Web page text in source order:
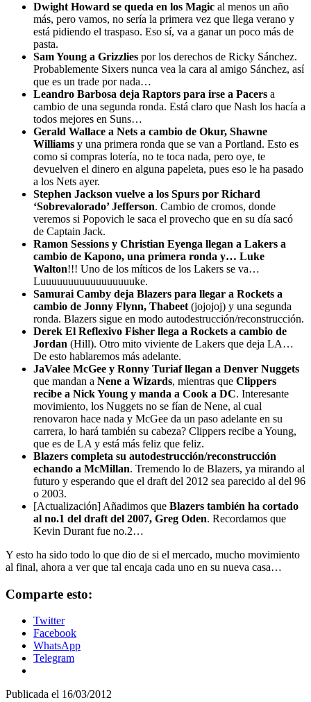
Dwight Howard se queda en los Magic al menos un año
más, pero vamos, no sería la primera vez que llega verano y
está pidiendo el traspaso. Eso sí, va a ganar un poco más de
pasta.
Sam Young a Grizzlies por los derechos de Ricky Sánchez.
Probablemente Sixers nunca vea la cara al amigo Sánchez, así
que es un trade por nada…
Leandro Barbosa deja Raptors para irse a Pacers a
cambio de una segunda ronda. Está claro que Nash los hacía a
todos mejores en Suns…
Gerald Wallace a Nets a cambio de Okur, Shawne
Williams y una primera ronda que se van a Portland. Esto es
como si compras lotería, no te toca nada, pero oye, te
devuelven el dinero en alguna papeleta, pues eso le ha pasado
a los Nets ayer.
Stephen Jackson vuelve a los Spurs por Richard
‘Sobrevalorado’ Jefferson. Cambio de cromos, donde
veremos si Popovich le saca el provecho que en su día sacó
de Captain Jack.
Ramon Sessions y Christian Eyenga llegan a Lakers a
cambio de Kapono, una primera ronda y… Luke
Walton!!! Uno de los míticos de los Lakers se va…
Luuuuuuuuuuuuuuuuuke.
Samurai Camby deja Blazers para llegar a Rockets a
cambio de Jonny Flynn, Thabeet (jojojoj) y una segunda
ronda. Blazers sigue en modo autodestrucción/reconstrucción.
Derek El Reflexivo Fisher llega a Rockets a cambio de
Jordan (Hill). Otro mito viviente de Lakers que deja LA…
De esto hablaremos más adelante.
JaValee McGee y Ronny Turiaf llegan a Denver Nuggets
que mandan a Nene a Wizards, mientras que Clippers
recibe a Nick Young y manda a Cook a DC. Interesante
movimiento, los Nuggets no se fían de Nene, al cual
renovaron hace nada y McGee da un paso adelante en su
carrera, lo hará también su cabeza? Clippers recibe a Young,
que es de LA y está más feliz que feliz.
Blazers completa su autodestrucción/reconstrucción
echando a McMillan. Tremendo lo de Blazers, ya mirando al
futuro y esperando que el draft del 2012 sea parecido al del 96
o 2003.
[Actualización] Añadimos que Blazers también ha cortado
al no.1 del draft del 2007, Greg Oden. Recordamos que
Kevin Durant fue no.2…
Y esto ha sido todo lo que dio de si el mercado, mucho movimiento
al final, ahora a ver que tal encaja cada uno en su nueva casa…
Comparte esto:
Twitter
Facebook
WhatsApp
Telegram
Publicada el 16/03/2012